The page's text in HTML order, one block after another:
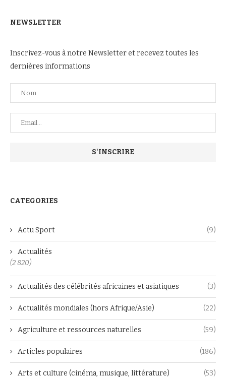
NEWSLETTER
Inscrivez-vous à notre Newsletter et recevez toutes les
dernières informations
CATEGORIES
Actu Sport (9)
Actualités
(2 820)
Actualités des célébrités africaines et asiatiques (3)
Actualités mondiales (hors Afrique/Asie) (22)
Agriculture et ressources naturelles (59)
Articles populaires (186)
Arts et culture (cinéma, musique, littérature) (53)